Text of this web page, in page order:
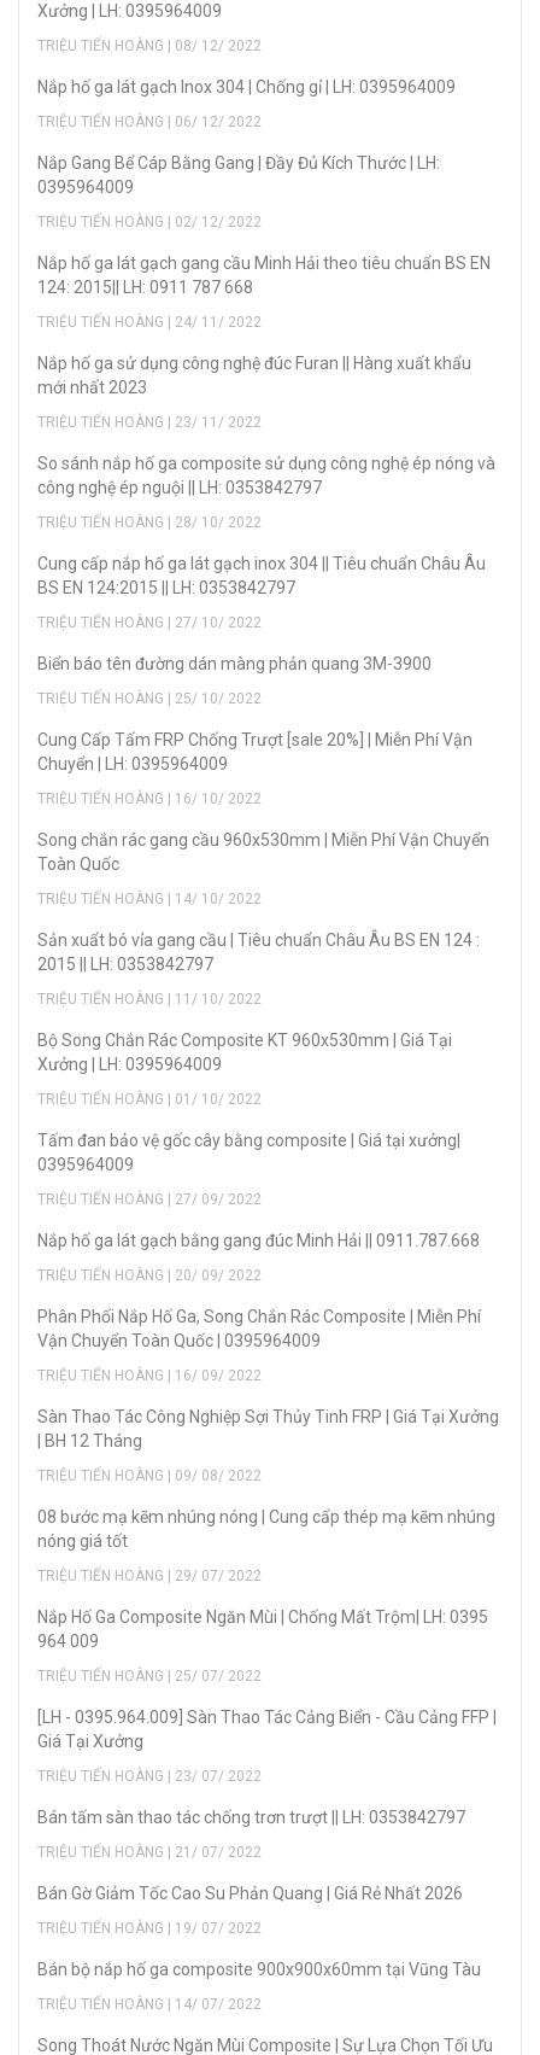
Xưởng | LH: 0395964009
TRIỆU TIẾN HOÀNG | 08/ 12/ 2022
Nắp hố ga lát gạch Inox 304 | Chống gỉ | LH: 0395964009
TRIỆU TIẾN HOÀNG | 06/ 12/ 2022
Nắp Gang Bể Cáp Bằng Gang | Đầy Đủ Kích Thước | LH:
0395964009
TRIỆU TIẾN HOÀNG | 02/ 12/ 2022
Nắp hố ga lát gạch gang cầu Minh Hải theo tiêu chuẩn BS EN
124: 2015|| LH: 0911 787 668
TRIỆU TIẾN HOÀNG | 24/ 11/ 2022
Nắp hố ga sử dụng công nghệ đúc Furan || Hàng xuất khẩu
mới nhất 2023
TRIỆU TIẾN HOÀNG | 23/ 11/ 2022
So sánh nắp hố ga composite sử dụng công nghệ ép nóng và
công nghệ ép nguội || LH: 0353842797
TRIỆU TIẾN HOÀNG | 28/ 10/ 2022
Cung cấp nắp hố ga lát gạch inox 304 || Tiêu chuẩn Châu Âu
BS EN 124:2015 || LH: 0353842797
TRIỆU TIẾN HOÀNG | 27/ 10/ 2022
Biển báo tên đường dán màng phản quang 3M-3900
TRIỆU TIẾN HOÀNG | 25/ 10/ 2022
Cung Cấp Tấm FRP Chống Trượt [sale 20%] | Miễn Phí Vận
Chuyển | LH: 0395964009
TRIỆU TIẾN HOÀNG | 16/ 10/ 2022
Song chắn rác gang cầu 960x530mm | Miễn Phí Vận Chuyển
Toàn Quốc
TRIỆU TIẾN HOÀNG | 14/ 10/ 2022
Sản xuẩt bó vỉa gang cầu | Tiêu chuẩn Châu Âu BS EN 124 :
2015 || LH: 0353842797
TRIỆU TIẾN HOÀNG | 11/ 10/ 2022
Bộ Song Chắn Rác Composite KT 960x530mm | Giá Tại
Xưởng | LH: 0395964009
TRIỆU TIẾN HOÀNG | 01/ 10/ 2022
Tấm đan bảo vệ gốc cây bằng composite | Giá tại xưởng|
0395964009
TRIỆU TIẾN HOÀNG | 27/ 09/ 2022
Nắp hố ga lát gạch bằng gang đúc Minh Hải || 0911.787.668
TRIỆU TIẾN HOÀNG | 20/ 09/ 2022
Phân Phối Nắp Hố Ga, Song Chắn Rác Composite | Miễn Phí
Vận Chuyển Toàn Quốc | 0395964009
TRIỆU TIẾN HOÀNG | 16/ 09/ 2022
Sàn Thao Tác Công Nghiệp Sợi Thủy Tinh FRP | Giá Tại Xưởng
| BH 12 Tháng
TRIỆU TIẾN HOÀNG | 09/ 08/ 2022
08 bước mạ kẽm nhúng nóng | Cung cấp thép mạ kẽm nhúng
nóng giá tốt
TRIỆU TIẾN HOÀNG | 29/ 07/ 2022
Nắp Hố Ga Composite Ngăn Mùi | Chống Mất Trộm| LH: 0395
964 009
TRIỆU TIẾN HOÀNG | 25/ 07/ 2022
[LH - 0395.964.009] Sàn Thao Tác Cảng Biển - Cầu Cảng FFP |
Giá Tại Xưởng
TRIỆU TIẾN HOÀNG | 23/ 07/ 2022
Bán tấm sàn thao tác chống trơn trượt || LH: 0353842797
TRIỆU TIẾN HOÀNG | 21/ 07/ 2022
Bán Gờ Giảm Tốc Cao Su Phản Quang | Giá Rẻ Nhất 2026
TRIỆU TIẾN HOÀNG | 19/ 07/ 2022
Bán bộ nắp hố ga composite 900x900x60mm tại Vũng Tàu
TRIỆU TIẾN HOÀNG | 14/ 07/ 2022
Song Thoát Nước Ngăn Mùi Composite | Sự Lựa Chọn Tối Ưu